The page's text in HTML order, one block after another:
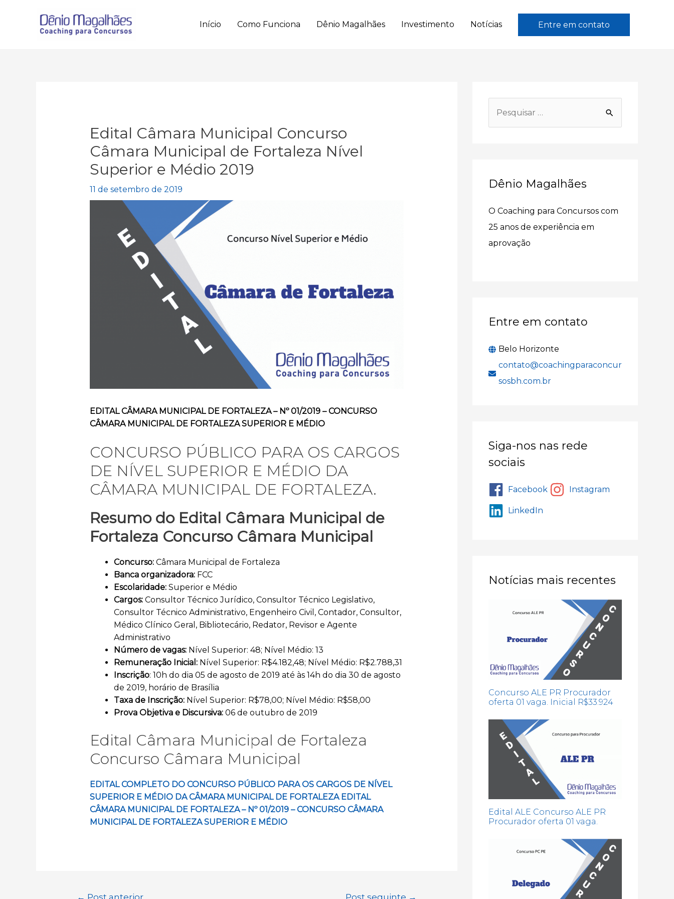
Início Como Funciona Dênio Magalhães Investimento Notícias Entre em contato
Edital Câmara Municipal Concurso
Câmara Municipal de Fortaleza Nível
Superior e Médio 2019
11 de setembro de 2019
EDITAL CÂMARA MUNICIPAL DE FORTALEZA – Nº 01/2019 – CONCURSO
CÂMARA MUNICIPAL DE FORTALEZA SUPERIOR E MÉDIO
CONCURSO PÚBLICO PARA OS CARGOS
DE NÍVEL SUPERIOR E MÉDIO DA
CÂMARA MUNICIPAL DE FORTALEZA.
Resumo do Edital Câmara Municipal de
Fortaleza Concurso Câmara Municipal
Concurso:Câmara Municipal de Fortaleza
Banca organizadora: FCC
Escolaridade:Superior e Médio
Cargos:Consultor Técnico Jurídico, Consultor Técnico Legislativo,
Consultor Técnico Administrativo, Engenheiro Civil, Contador, Consultor,
Médico Clínico Geral, Bibliotecário, Redator, Revisor e Agente
Administrativo
Número de vagas: Nível Superior: 48; Nível Médio: 13
Remuneração Inicial:Nível Superior: R$4.182,48; Nível Médio: R$2.788,31
Inscrição: 10h do dia 05 de agosto de 2019 até às 14h do dia 30 de agosto
de 2019, horário de Brasília
Taxa de Inscrição: Nível Superior: R$78,00; Nível Médio: R$58,00
Prova Objetiva e Discursiva:06 de outubro de 2019
Edital Câmara Municipal de Fortaleza
Concurso Câmara Municipal
EDITAL COMPLETO DO CONCURSO PÚBLICO PARA OS CARGOS DE NÍVEL
SUPERIOR E MÉDIO DA CÂMARA MUNICIPAL DE FORTALEZA EDITAL
CÂMARA MUNICIPAL DE FORTALEZA – Nº 01/2019 – CONCURSO CÂMARA
MUNICIPAL DE FORTALEZA SUPERIOR E MÉDIO
Navegação
← Post anterior Post seguinte →
Dênio Magalhães
O Coaching para Concursos com
25 anos de experiência em
aprovação
Entre em contato
Belo Horizonte
contato@coachingparaconcur
sosbh.com.br
Siga-nos nas rede
sociais
Facebook Instagram
LinkedIn
Notícias mais recentes
Concurso ALE PR Procurador
oferta 01 vaga. Inicial R$33.924
Edital ALE Concurso ALE PR
Procurador oferta 01 vaga.